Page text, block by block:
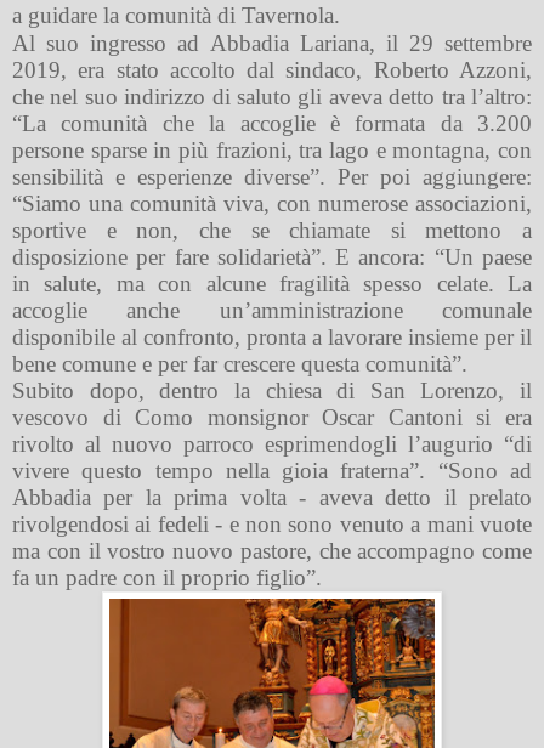
a guidare la comunità di Tavernola.
Al suo ingresso ad Abbadia Lariana, il 29 settembre
2019, era stato accolto dal sindaco, Roberto Azzoni,
che nel suo indirizzo di saluto gli aveva detto tra l’altro:
“La comunità che la accoglie è formata da 3.200
persone sparse in più frazioni, tra lago e montagna, con
sensibilità e esperienze diverse”. Per poi aggiungere:
“Siamo una comunità viva, con numerose associazioni,
sportive e non, che se chiamate si mettono a
disposizione per fare solidarietà”. E ancora: “Un paese
in salute, ma con alcune fragilità spesso celate. La
accoglie anche un’amministrazione comunale
disponibile al confronto, pronta a lavorare insieme per il
bene comune e per far crescere questa comunità”.
Subito dopo, dentro la chiesa di San Lorenzo, il
vescovo di Como monsignor Oscar Cantoni si era
rivolto al nuovo parroco esprimendogli l’augurio “di
vivere questo tempo nella gioia fraterna”. “Sono ad
Abbadia per la prima volta - aveva detto il prelato
rivolgendosi ai fedeli - e non sono venuto a mani vuote
ma con il vostro nuovo pastore, che accompagno come
fa un padre con il proprio figlio”.